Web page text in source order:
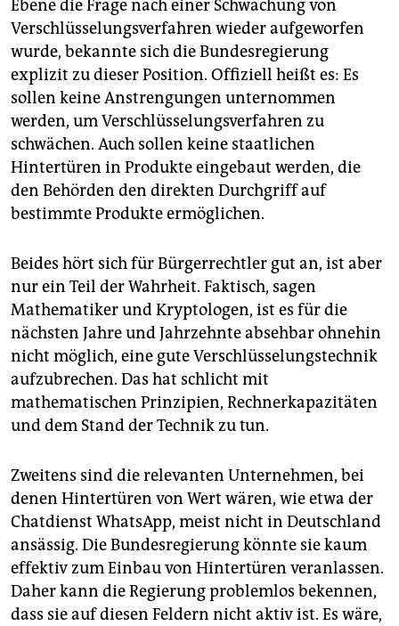
Ebene die Frage nach einer Schwächung von
Verschlüsselungsverfahren wieder aufgeworfen
wurde, bekannte sich die Bundesregierung
explizit zu dieser Position. Offiziell heißt es: Es
sollen keine Anstrengungen unternommen
werden, um Verschlüsselungsverfahren zu
schwächen. Auch sollen keine staatlichen
Hintertüren in Produkte eingebaut werden, die
den Behörden den direkten Durchgriff auf
bestimmte Produkte ermöglichen.
Beides hört sich für Bürgerrechtler gut an, ist aber
nur ein Teil der Wahrheit. Faktisch, sagen
Mathematiker und Kryptologen, ist es für die
nächsten Jahre und Jahrzehnte absehbar ohnehin
nicht möglich, eine gute Verschlüsselungstechnik
aufzubrechen. Das hat schlicht mit
mathematischen Prinzipien, Rechnerkapazitäten
und dem Stand der Technik zu tun.
Zweitens sind die relevanten Unternehmen, bei
denen Hintertüren von Wert wären, wie etwa der
Chatdienst WhatsApp, meist nicht in Deutschland
ansässig. Die Bundesregierung könnte sie kaum
effektiv zum Einbau von Hintertüren veranlassen.
Daher kann die Regierung problemlos bekennen,
dass sie auf diesen Feldern nicht aktiv ist. Es wäre,